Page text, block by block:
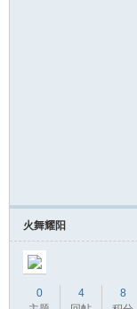
火舞耀阳
0
4
8